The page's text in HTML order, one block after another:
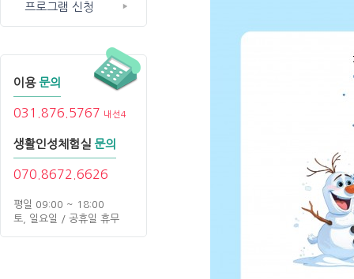
프로그램 신청
이용 문의
031.876.5767 내선4
생활인성체험실 문의
070.8672.6626
평일 09:00 ~ 18:00
토, 일요일 / 공휴일 휴무